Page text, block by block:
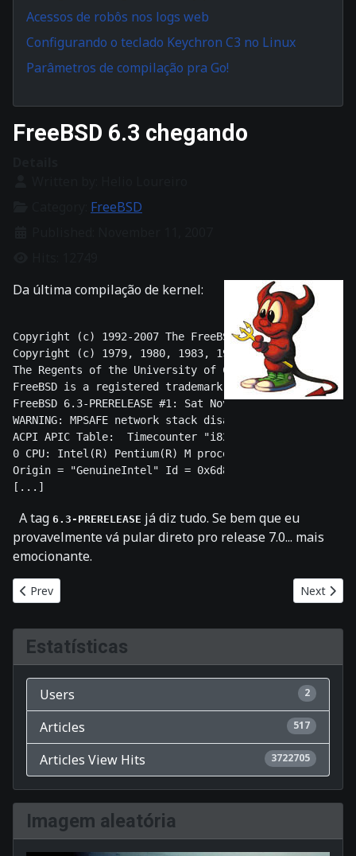
Acessos de robôs nos logs web
Configurando o teclado Keychron C3 no Linux
Parâmetros de compilação pra Go!
FreeBSD 6.3 chegando
FreeBSD
Da última compilação de kernel:
Copyright (c) 1992-2007 The FreeBSD Project.
Copyright (c) 1979, 1980, 1983, 1986, 1988, 1989,
The Regents of the University of California. All
FreeBSD is a registered trademark of The FreeBSD
FreeBSD 6.3-PRERELEASE #1: Sat Nov 10 13:01:13 CST
WARNING: MPSAFE network stack disabled, expect
ACPI APIC Table:  Timecounter "i8254" frequency
0 CPU: Intel(R) Pentium(R) M processor 1.73GHz
Origin = "GenuineIntel" Id = 0x6d8 Stepping = 8
A tag 6.3-PRERELEASE já diz tudo. Se bem que eu
provavelmente vá pular direto pro release 7.0... mais
emocionante.
Previous article: Mais antigo ainda...
Prev Next
Next
Estatísticas
Users 2
Articles 517
Articles View Hits 3722705
Imagem aleatória